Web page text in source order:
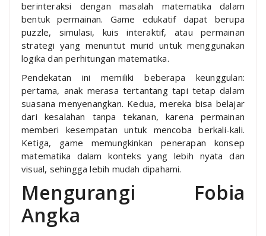
berinteraksi dengan masalah matematika dalam
bentuk permainan. Game edukatif dapat berupa
puzzle, simulasi, kuis interaktif, atau permainan
strategi yang menuntut murid untuk menggunakan
logika dan perhitungan matematika.
Pendekatan ini memiliki beberapa keunggulan:
pertama, anak merasa tertantang tapi tetap dalam
suasana menyenangkan. Kedua, mereka bisa belajar
dari kesalahan tanpa tekanan, karena permainan
memberi kesempatan untuk mencoba berkali-kali.
Ketiga, game memungkinkan penerapan konsep
matematika dalam konteks yang lebih nyata dan
visual, sehingga lebih mudah dipahami.
Mengurangi Fobia
Angka